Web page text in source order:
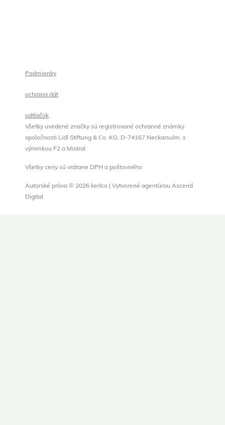
Podmienky
ochrana dát
odtlačok
Všetky uvedené značky sú registrované ochranné známky
spoločnosti Lidl Stiftung & Co. KG, D-74167 Neckarsulm, s
výnimkou F2 a Mistral
Všetky ceny sú vrátane DPH a poštovného
Autorské práva © 2026 kerlco | Vytvorené agentúrou Ascend
Digital